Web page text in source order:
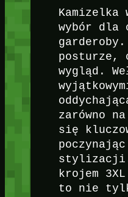
Kamizelka
wybór dla
posturze,
wygląd.
zarówno
się
stylizacji.
krojem
to nie